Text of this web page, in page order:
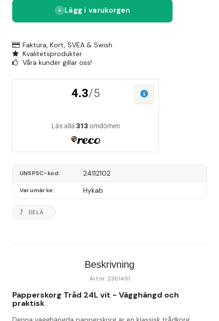
Lägg i varukorgen
Faktura, Kort, SVEA & Swish
Kvalitetsprodukter
Våra kunder gillar oss!
UNSPSC-kod 24112102
Varumärke Hykab
DELA
Beskrivning
Art.nr: 2361491
Papperskorg Tråd 24L vit - Vägghängd och
praktisk